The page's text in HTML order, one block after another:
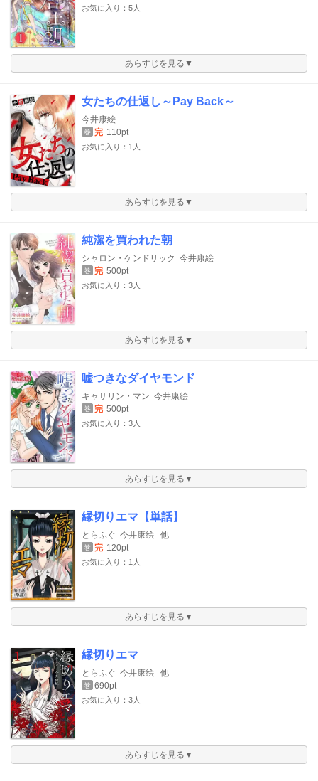
お気に入り：5人
あらすじを見る▼
女たちの仕返し～Pay Back～
今井康絵
巻 完 110pt
お気に入り：1人
あらすじを見る▼
純潔を買われた朝
シャロン・ケンドリック 今井康絵
巻 完 500pt
お気に入り：3人
あらすじを見る▼
嘘つきなダイヤモンド
キャサリン・マン 今井康絵
巻 完 500pt
お気に入り：3人
あらすじを見る▼
縁切りエマ【単話】
とらふぐ 今井康絵 他
巻 完 120pt
お気に入り：1人
あらすじを見る▼
縁切りエマ
とらふぐ 今井康絵 他
巻 690pt
お気に入り：3人
あらすじを見る▼